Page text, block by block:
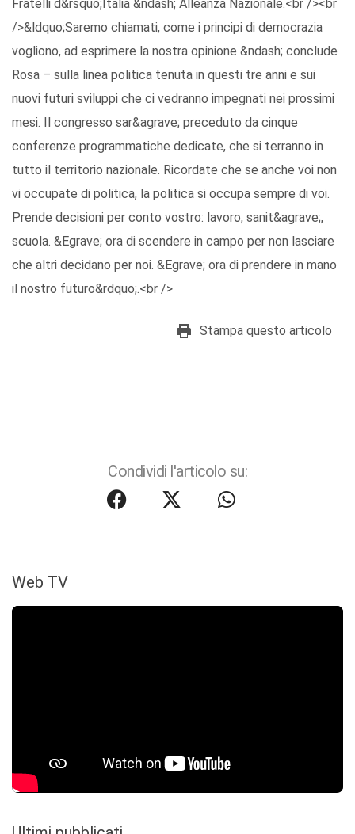
Fratelli d&rsquo;Italia &ndash; Alleanza Nazionale.<br /><br
/>&ldquo;Saremo chiamati, come i principi di democrazia
vogliono, ad esprimere la nostra opinione &ndash; conclude
Rosa – sulla linea politica tenuta in questi tre anni e sui
nuovi futuri sviluppi che ci vedranno impegnati nei prossimi
mesi. Il congresso sar&agrave; preceduto da cinque
conferenze programmatiche dedicate, che si terranno in
tutto il territorio nazionale. Ricordate che se anche voi non
vi occupate di politica, la politica si occupa sempre di voi.
Prende decisioni per conto vostro: lavoro, sanit&agrave;,
scuola. &Egrave; ora di scendere in campo per non lasciare
che altri decidano per noi. &Egrave; ora di prendere in mano
il nostro futuro&rdquo;.<br />
Stampa questo articolo
Condividi l'articolo su:
Web TV